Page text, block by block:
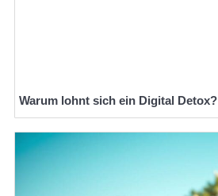
Warum lohnt sich ein Digital Detox?